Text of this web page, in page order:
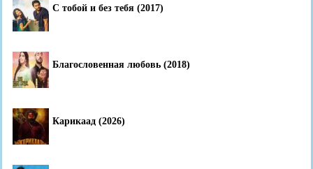
С тобой и без тебя (2017)
Благословенная любовь (2018)
Карикаад (2026)